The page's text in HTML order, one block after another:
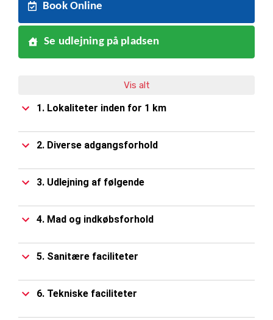
Book Online
Se udlejning på pladsen
Vis alt
1. Lokaliteter inden for 1 km
2. Diverse adgangsforhold
3. Udlejning af følgende
4. Mad og indkøbsforhold
5. Sanitære faciliteter
6. Tekniske faciliteter